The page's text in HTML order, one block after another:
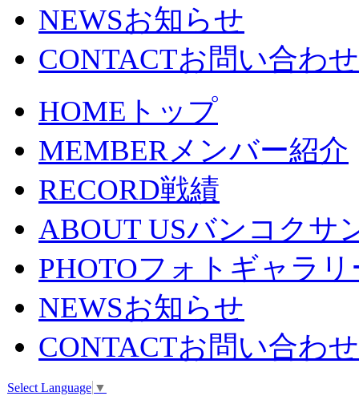
NEWSお知らせ
CONTACTお問い合わせ
HOME トップ
MEMBERメンバー紹介
RECORD戦績
ABOUT USバンコクサ
PHOTOフォトギャラリ
NEWSお知らせ
CONTACTお問い合わせ
Select Language ▼